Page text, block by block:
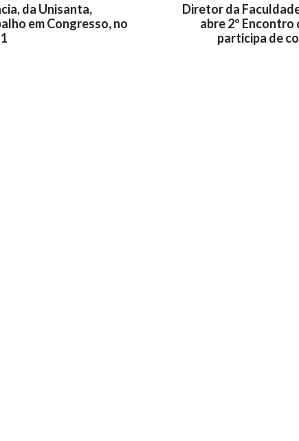
da Unisanta,
em Congresso, no
Diretor da
abre 2º Encontro
participa de